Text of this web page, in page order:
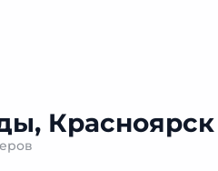
Красноярск